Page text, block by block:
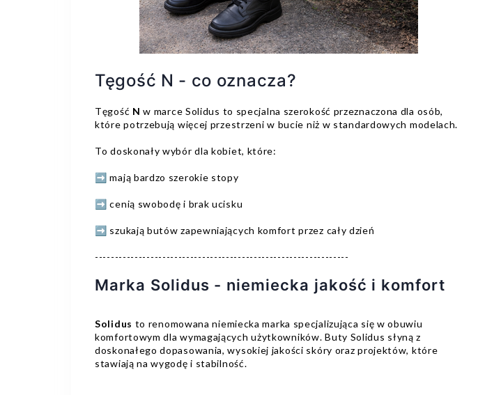
Tęgość N - co oznacza?
Tęgość N w marce Solidus to specjalna szerokość przeznaczona dla osób,
które potrzebują więcej przestrzeni w bucie niż w standardowych modelach.
To doskonały wybór dla kobiet, które:
➡️ mają bardzo szerokie stopy
➡️ cenią swobodę i brak ucisku
➡️ szukają butów zapewniających komfort przez cały dzień
----------------------------------------------------------------
Marka Solidus - niemiecka jakość i komfort
Solidus to renomowana niemiecka marka specjalizująca się w obuwiu
komfortowym dla wymagających użytkowników. Buty Solidus słyną z
doskonałego dopasowania, wysokiej jakości skóry oraz projektów, które
stawiają na wygodę i stabilność.